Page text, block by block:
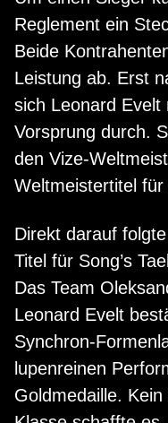
Reglement ein
Beide
Leistung ab. Erst
sich Leonard Evelt
Vorsprung durch.
den Vize-
Weltmeistertitel
Direkt darauf
Titel für Song’s
Das Team
Leonard Evelt
Synchron-
lupenreinen
Goldmedaille.